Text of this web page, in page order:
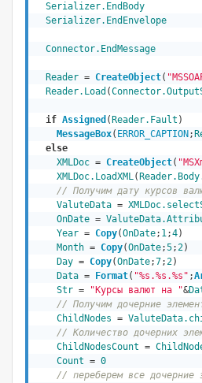
Serializer.EndBody
Serializer.EndEnvelope
Connector.EndMessage
Reader = CreateObject(
Reader.Load (
if Assigned ( Reader.Fault )
MessageBox( ERROR_CAPTION ;
else
XMLDoc = CreateObject(
XMLDoc.LoadXML(
// Получим дату курсов
ValuteData =
OnDate =
Year = Copy(OnDate; 1;4)
Month = Copy(OnDate;5;2)
Day = Copy(OnDate;7;2)
Data = Format( "%s.%s.%s" ;
Str = "Курсы валют на "&
// Получим дочерние
ChildNodes =
// Количество дочерних
ChildNodesCount =
Count = 0
// переберем все дочерние